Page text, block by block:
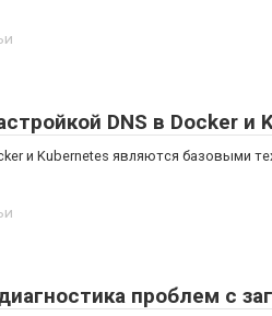
DNS в Docker и
и Kubernetes являются базовыми
проблем с